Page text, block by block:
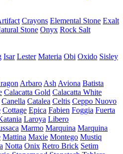
Crayons Elemental Stone Exalt
Stone Onyx Rock Salt
Isar Lester Materia Obi Oxido Sisley
Arbaro Ash Aviona Batista
Calacatta Gold Calacatta White
Canella Catalea Celtis Ceppo Nuovo
Cottage Epica Fabien Foggia Fuerta
Laroya Libero
Marmo Marquina Marquina
Mattina Maxie Montego Mustiq
Notta Onix Retro Brick Setim